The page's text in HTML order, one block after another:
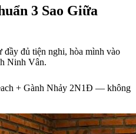
3 Sao Giữa
đủ tiện nghi, hòa mình vào
Ninh Vân.
+ Gành Nhảy 2N1Đ — không